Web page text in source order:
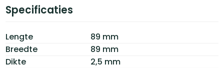
Specificaties
Lengte
89 mm
Breedte
89 mm
Dikte
2,5 mm